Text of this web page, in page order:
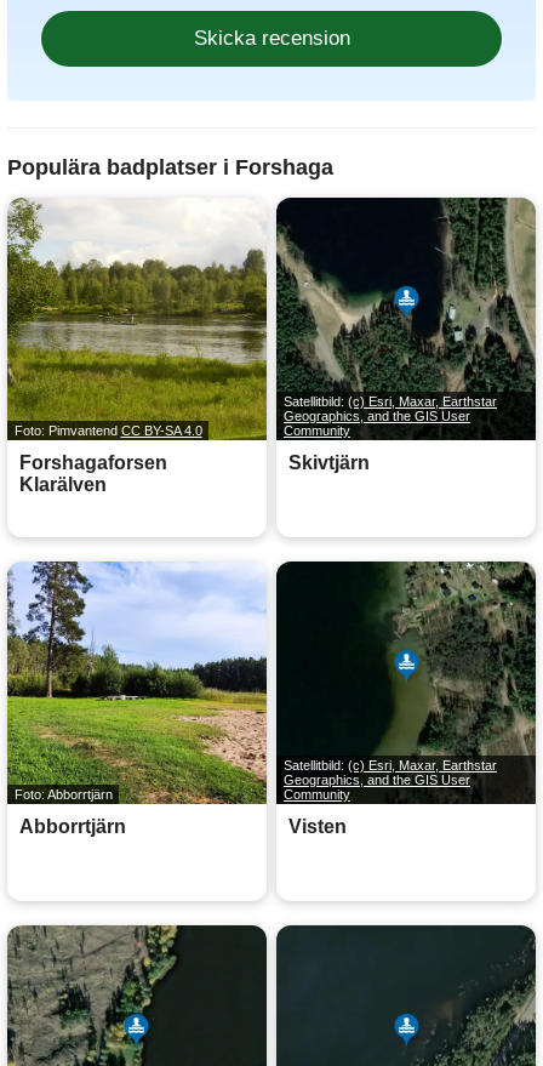
Populära badplatser i Forshaga
Foto: Pimvantend CC BY-SA 4.0
Forshagaforsen
Klarälven
Satellitbild: (c) Esri, Maxar, Earthstar
Geographics, and the GIS User
Community
Skivtjärn
Foto: Abborrtjärn
Abborrtjärn
Satellitbild: (c) Esri, Maxar, Earthstar
Geographics, and the GIS User
Community
Visten